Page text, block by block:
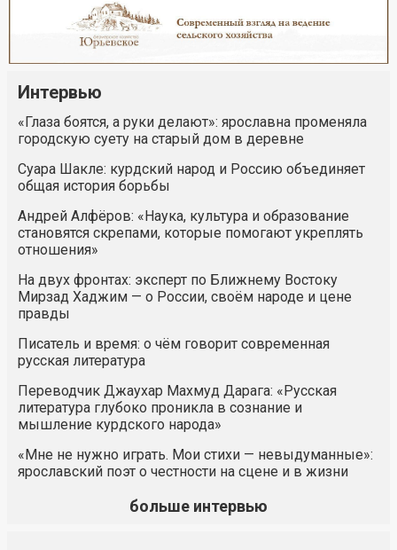
Интервью
«Глаза боятся, а руки делают»: ярославна променяла
городскую суету на старый дом в деревне
Суара Шакле: курдский народ и Россию объединяет
общая история борьбы
Андрей Алфёров: «Наука, культура и образование
становятся скрепами, которые помогают укреплять
отношения»
На двух фронтах: эксперт по Ближнему Востоку
Мирзад Хаджим — о России, своём народе и цене
правды
Писатель и время: о чём говорит современная
русская литература
Переводчик Джаухар Махмуд Дарага: «Русская
литература глубоко проникла в сознание и
мышление курдского народа»
«Мне не нужно играть. Мои стихи — невыдуманные»:
ярославский поэт о честности на сцене и в жизни
больше интервью